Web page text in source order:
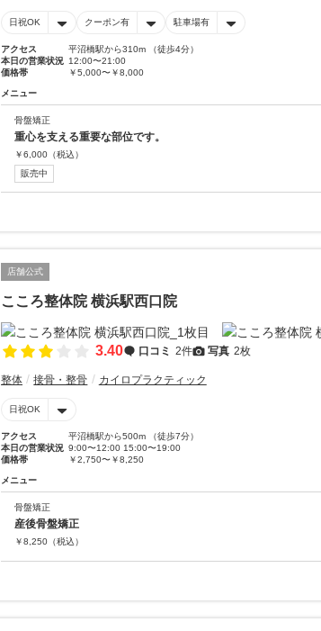
日祝OK クーポン有 駐車場有
アクセス
平沼橋駅から310m （徒歩4分）
本日の営業状況 12:00〜21:00
価格帯
￥5,000〜￥8,000
メニュー
骨盤矯正
重心を支える重要な部位です。
￥6,000 （税込）
販売中
店舗公式
こころ整体院 横浜駅西口院
3.40 口コミ 2件 写真 2枚
整体 接骨・整骨 カイロプラクティック
日祝OK
アクセス
平沼橋駅から500m （徒歩7分）
本日の営業状況 9:00〜12:00 15:00〜19:00
価格帯
￥2,750〜￥8,250
メニュー
骨盤矯正
産後骨盤矯正
￥8,250 （税込）